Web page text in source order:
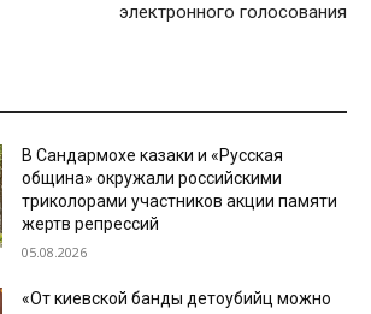
электронного голосования
В Сандармохе казаки и «Русская
община» окружали российскими
триколорами участников акции памяти
жертв репрессий
05.08.2026
«От киевской банды детоубийц можно